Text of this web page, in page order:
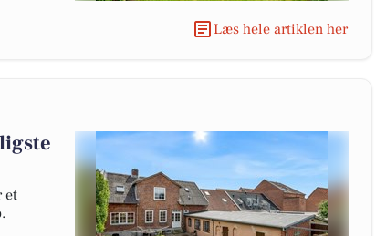
Læs hele artiklen her
et